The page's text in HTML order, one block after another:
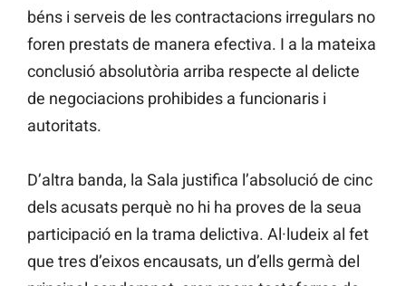
béns i serveis de les contractacions irregulars no
foren prestats de manera efectiva. I a la mateixa
conclusió absolutòria arriba respecte al delicte
de negociacions prohibides a funcionaris i
autoritats.
D’altra banda, la Sala justifica l’absolució de cinc
dels acusats perquè no hi ha proves de la seua
participació en la trama delictiva. Al·ludeix al fet
que tres d’eixos encausats, un d’ells germà del